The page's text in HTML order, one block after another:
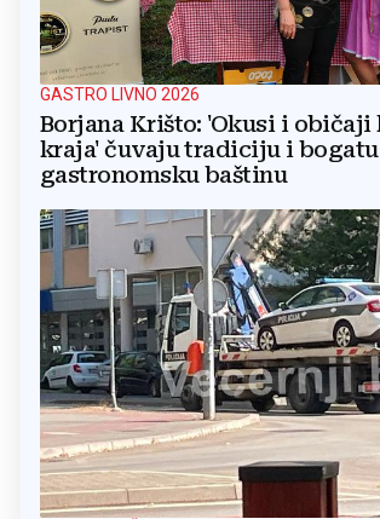
GASTRO LIVNO 2026
Borjana Krišto: 'Okusi i
kraja' čuvaju tradiciju i bogatu
gastronomsku baštinu